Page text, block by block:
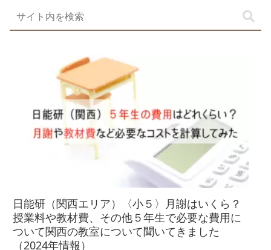
日能研（関西エリア）〈小５〉月謝はいくら？
授業料や教材費、その他５年生で必要な費用に
ついて関西の教室について聞いてきました
（2024年情報）